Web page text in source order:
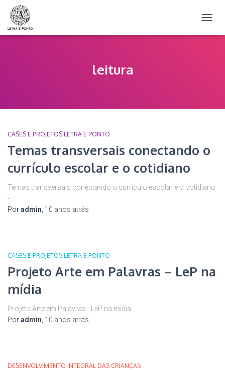
leitura
CASES E PROJETOS LETRA E PONTO
Temas transversais conectando o
currículo escolar e o cotidiano
Temas transversais conectando o currículo escolar e o cotidiano
-
Poradmin 10 anos atrás
CASES E PROJETOS LETRA E PONTO
Projeto Arte em Palavras – LeP na
mídia
Projeto Arte em Palavras - LeP na mídia
Poradmin 10 anos atrás
DESENVOLVIMENTO INTEGRAL DAS CRIANÇAS